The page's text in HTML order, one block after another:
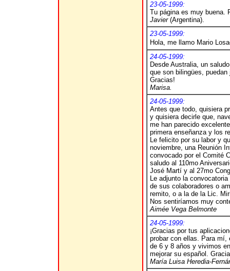
23-05-1999:
Tu página es muy buena.
Javier(Argentina).
23-05-1999:
Hola, me llamo Mario
24-05-1999:
Desde Australia, un
que son bilingües,
Gracias!
Marisa.
24-05-1999:
Antes que todo, quisiera
y quisiera decirle que,
me han parecido
primera enseñanza y los
Le felicito por su labor y
noviembre, una Reunión
convocado por el Comité
saludo al 110mo
José Martí y al 27mo
Le adjunto la
de sus colaboradores o
remito, o a la de la Lic.
Nos sentiríamos muy
Aimée Vega Belmonte
24-05-1999:
¡Gracias por tus
probar con ellas. Para mí,
de 6 y 8 años y vivimos
mejorar su español.
María Luisa Heredia-